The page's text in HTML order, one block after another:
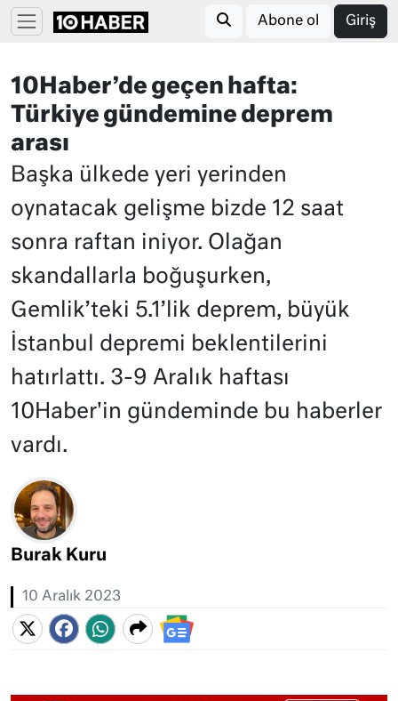
Abone ol Giriş
10Haber’de geçen hafta:
Türkiye gündemine deprem
arası
Başka ülkede yeri yerinden
oynatacak gelişme bizde 12 saat
sonra raftan iniyor. Olağan
skandallarla boğuşurken,
Gemlik’teki 5.1’lik deprem, büyük
İstanbul depremi beklentilerini
hatırlattı. 3-9 Aralık haftası
10Haber'in gündeminde bu haberler
vardı.
Burak Kuru
10 Aralık 2023